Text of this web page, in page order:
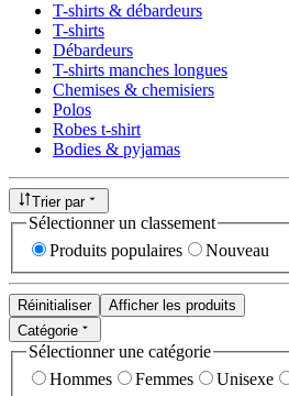
T-shirts & débardeurs
T-shirts
Débardeurs
T-shirts manches longues
Chemises & chemisiers
Polos
Robes t-shirt
Bodies & pyjamas
Trier par
Sélectionner un classement
Produits populaires
Nouveau
Réinitialiser
Afficher les produits
Catégorie
Sélectionner une catégorie
Hommes
Femmes Unisexe